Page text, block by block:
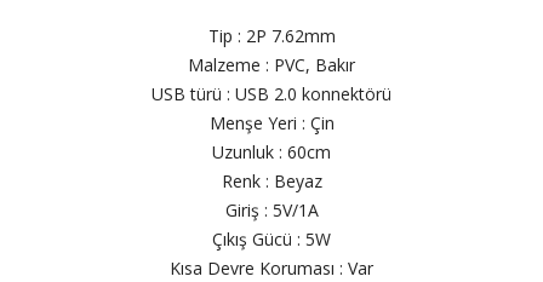
Tip : 2P 7.62mm
Malzeme : PVC, Bakır
USB türü : USB 2.0 konnektörü
Menşe Yeri : Çin
Uzunluk : 60cm
Renk : Beyaz
Giriş : 5V/1A
Çıkış Gücü : 5W
Kısa Devre Koruması : Var